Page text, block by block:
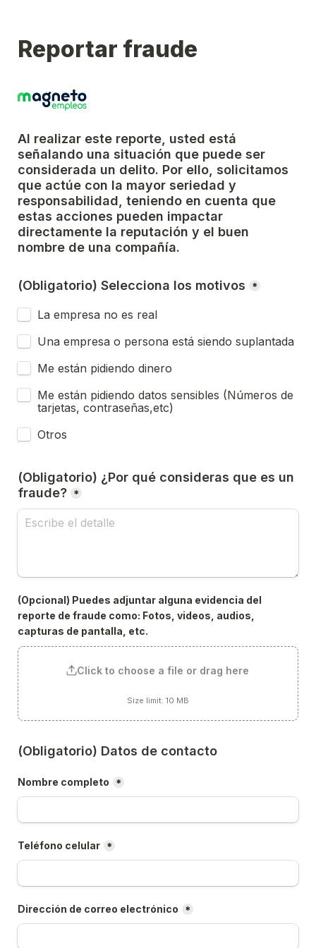
Reportar fraude
Al realizar este reporte, usted está
señalando una situación que puede ser
considerada un delito. Por ello, solicitamos
que actúe con la mayor seriedad y
responsabilidad, teniendo en cuenta que
estas acciones pueden impactar
directamente la reputación y el buen
nombre de una compañía.
(Obligatorio) Selecciona los motivos *
La empresa no es real
Una empresa o persona está siendo suplantada
Me están pidiendo dinero
Me están pidiendo datos sensibles (Números de
tarjetas, contraseñas,etc)
Otros
(Obligatorio) ¿Por qué consideras que es un
fraude? *
(Opcional) Puedes adjuntar alguna evidencia del
reporte de fraude como: Fotos, videos, audios,
capturas de pantalla, etc.
Click to choose a file or drag here
Size limit: 10 MB
(Obligatorio) Datos de contacto
Nombre completo *
Teléfono celular *
Dirección de correo electrónico *